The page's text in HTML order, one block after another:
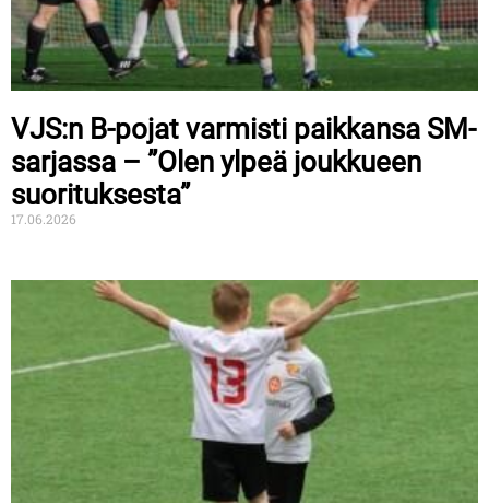
VJS:n B-pojat varmisti paikkansa SM-
sarjassa – ”Olen ylpeä joukkueen
suorituksesta”
17.06.2026